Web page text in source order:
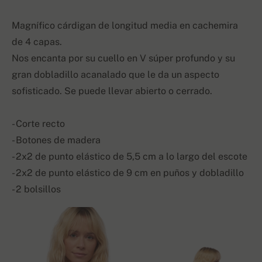
Magnífico cárdigan de longitud media en cachemira
de 4 capas.
Nos encanta por su cuello en V súper profundo y su
gran dobladillo acanalado que le da un aspecto
sofisticado. Se puede llevar abierto o cerrado.
- Corte recto
- Botones de madera
- 2x2 de punto elástico de 5,5 cm a lo largo del escote
- 2x2 de punto elástico de 9 cm en puños y dobladillo
- 2 bolsillos